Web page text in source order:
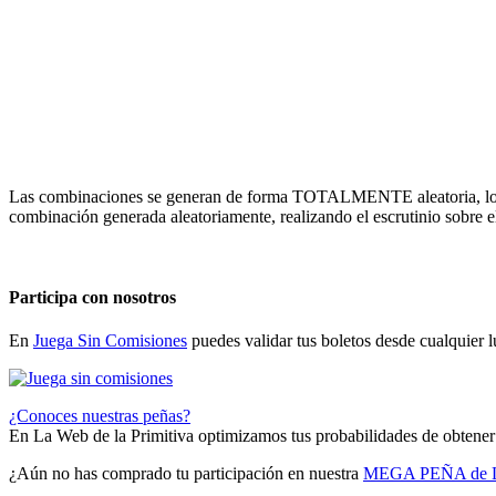
Las combinaciones se generan de forma TOTALMENTE aleatoria,
combinación generada aleatoriamente, realizando el escrutinio sobre
Participa con nosotros
En Juega Sin Comisiones puedes validar tus boletos desde cualquier
¿Conoces nuestras peñas?
En La Web de la Primitiva optimizamos tus probabilidades de
¿Aún no has comprado tu participación en nuestra MEGA PEÑA de